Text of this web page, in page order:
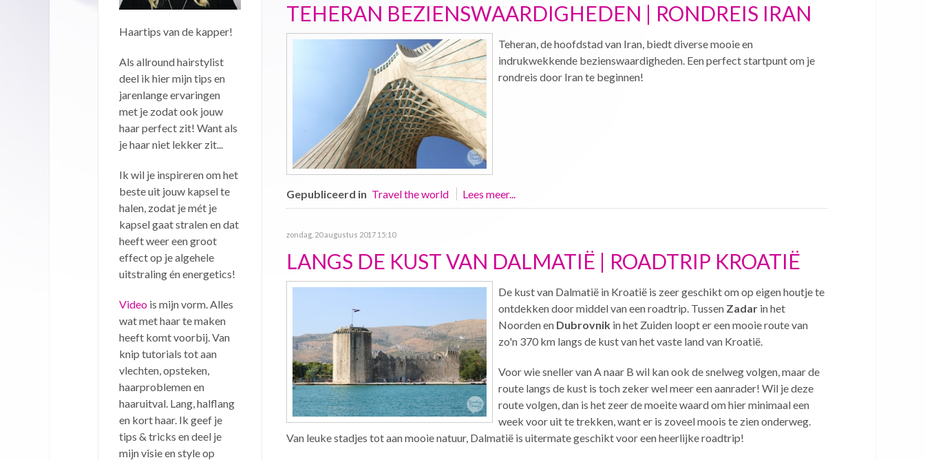
TEHERAN BEZIENSWAARDIGHEDEN | RONDREIS IRAN
Teheran, de hoofdstad van Iran, biedt diverse mooie en
indrukwekkende bezienswaardigheden. Een perfect startpunt om je
rondreis door Iran te beginnen!
Gepubliceerd in Travel the world Lees meer...
zondag, 20 augustus 2017 15:10
LANGS DE KUST VAN DALMATIË | ROADTRIP KROATIË
De kust van Dalmatië in Kroatië is zeer geschikt om op eigen houtje te
ontdekken door middel van een roadtrip. TussenZadarin het
Noorden en Dubrovnikin het Zuiden loopt er een mooie route van
zo'n 370 km langs de kust van het vaste land van Kroatië.
Voor wie sneller van A naar B wil kan ook de snelweg volgen, maar de
route langs de kust is toch zeker wel meer een aanrader! Wil je deze
route volgen, dan is het zeer de moeite waard om hier minimaal een
week voor uit te trekken, want er is zoveel moois te zien onderweg.
Van leuke stadjes tot aan mooie natuur, Dalmatië is uitermate geschikt voor een heerlijke roadtrip!
Haartips van de kapper!
Als allround hairstylist
deel ik hier mijn tips en
jarenlange ervaringen
met je zodat ook jouw
haar perfect zit! Want als
je haar niet lekker zit...
Ik wil je inspireren om het
beste uit jouw kapsel te
halen, zodat je mét je
kapsel gaat stralen en dat
heeft weer een groot
effect op je algehele
uitstraling én energetics!
Video is mijn vorm. Alles
wat met haar te maken
heeft komt voorbij. Van
knip tutorials tot aan
vlechten, opsteken,
haarproblemen en
haaruitval. Lang, halflang
en kort haar. Ik geef je
tips & tricks en deel je
mijn visie en style op